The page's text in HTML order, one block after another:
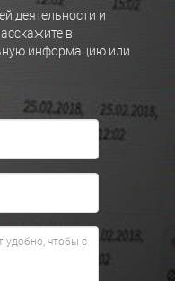
деятельности и
в
информацию или